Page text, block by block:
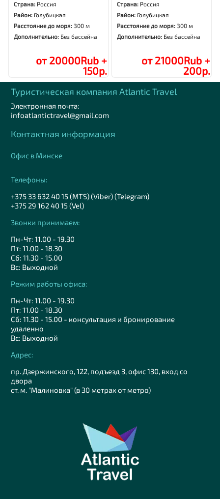
Страна: Россия
Район: Голубицкая
Расстояние до моря: 300 м
Дополнительно: Без бассейна
от 20000Rub +
150р.
Страна: Россия
Район: Голубицкая
Расстояние до моря: 300 м
Дополнительно: Без бассейна
от 21000Rub +
200р.
Туристическая компания Аtlantic Travel
Электронная почта:
infoatlantictravel@gmail.com
Контактная информация
Офис в Минске
Телефоны:
+375 33 632 40 15 (MTS) (Viber) (Telegram)
+375 29 162 40 15 (Vel)
Звонки принимаем:
Пн-Чт: 11.00 - 19.30
Пт: 11.00 - 18.30
Сб: 11.30 - 15.00
Вс: Выходной
Режим работы офиса:
Пн-Чт: 11.00 - 19.30
Пт: 11.00 - 18.30
Сб: 11.30 - 15.00 - консультация и бронирование
удаленно
Вс: Выходной
Адрес:
пр. Дзержинского, 122, подъезд 3, офис 130, вход со
двора
ст. м. "Малиновка" (в 30 метрах от метро)